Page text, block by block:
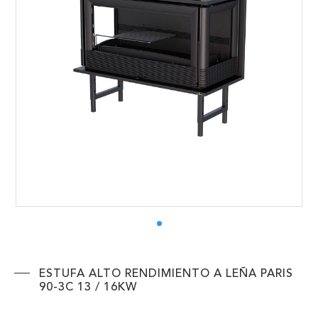
ESTUFA ALTO RENDIMIENTO A LEÑA PARIS
90-3C 13 / 16KW